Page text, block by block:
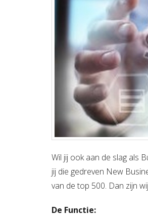
Wil jij ook aan de slag als
jij die gedreven New
van de top 500. Dan zijn
De Functie: